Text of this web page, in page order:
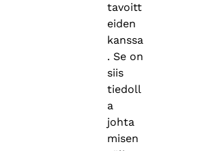
tavoitt
eiden
kanssa
. Se on
siis
tiedoll
a
johta
misen